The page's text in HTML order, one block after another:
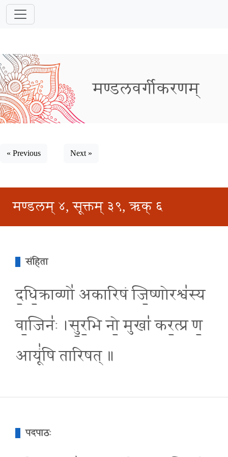
मण्डलवर्गीकरणम्
« Previous Next »
मण्डलम् ४, सूक्तम् ३९, ऋक् ६
संहिता
द॒धि॒क्राव्णो॑ अकारिषं जि॒ष्णोरश्व॑स्य
वा॒जिनः॑ ।सु॒र॒भि नो॒ मुखा॑ कर॒त्प्र ण॒
आयूं॑षि तारिषत् ॥
पदपाठः